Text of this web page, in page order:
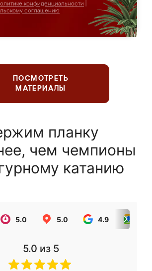
конфиденциальности
соглашению
ПОСМОТРЕТЬ
МАТЕРИАЛЫ
планку
чем чемпионы
катанию
5.0 5.0 4.9
5.0 из 5